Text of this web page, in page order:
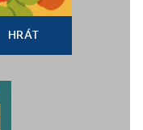
HRÁT